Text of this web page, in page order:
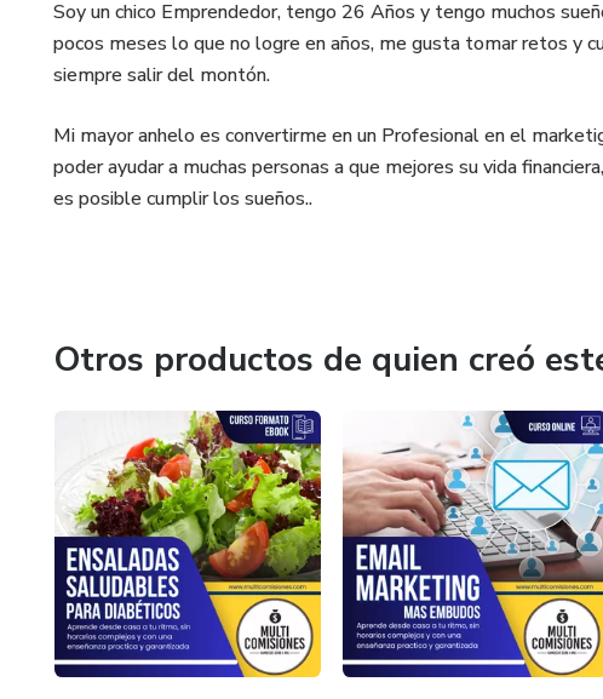
Soy un chico Emprendedor, tengo 26 Años y tengo muchos
pocos meses lo que no logre en años, me gusta tomar retos y
siempre salir del montón.
Mi mayor anhelo es convertirme en un Profesional en el
poder ayudar a muchas personas a que mejores su vida
es posible cumplir los sueños..
Otros productos de quien creó